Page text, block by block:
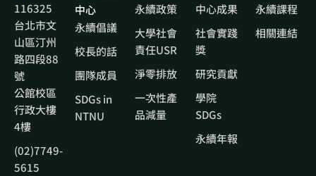
116325
台北市文
山區汀州
路四段88
號
公館校區
行政大樓
4樓
(02)7749-
5615
中心
永續倡議
校長的話
團隊成員
SDGs in
NTNU
永續政策
大學社會
責任USR
淨零排放
一次性產
品減量
中心成果
社會實踐
獎
研究貢獻
學院
SDGs
永續年報
永續課程
相關連結